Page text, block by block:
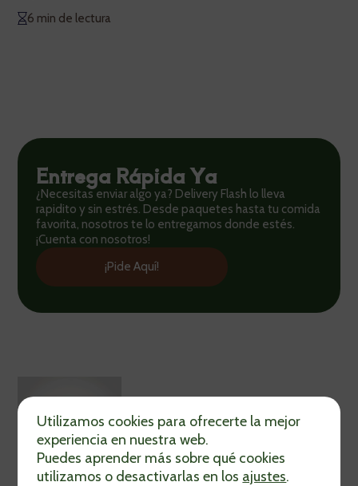
6 min de lectura
Entrega Rápida Ya
¿Necesitas enviar algo ya? Delivery Flash lo lleva
rapidito y sin estrés. Desde paquetes hasta tu comida
favorita, nosotros te lo entregamos donde estés.
¡Cuenta con nosotros!
¡Pide Aquí!
Utilizamos cookies para ofrecerte la mejor
experiencia en nuestra web.
Puedes aprender más sobre qué cookies
utilizamos o desactivarlas en los ajustes.